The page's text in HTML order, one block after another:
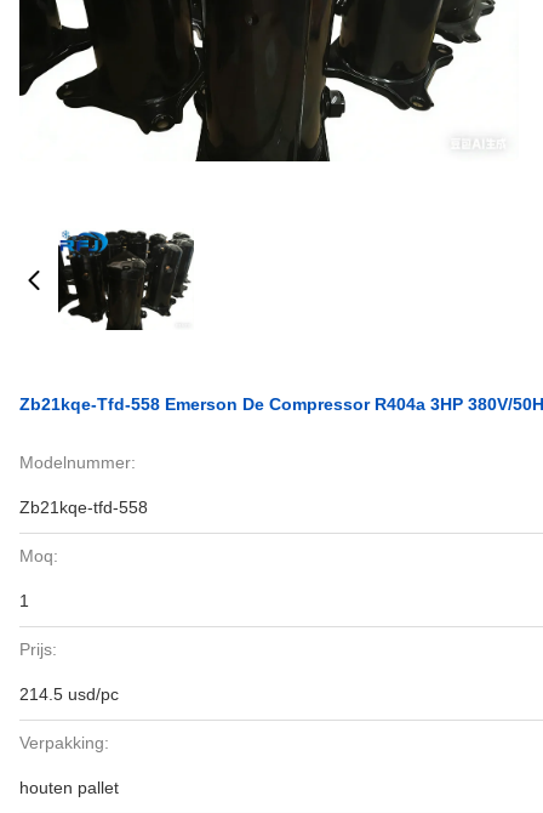
Zb21kqe-Tfd-558 Emerson De Compressor R404a 3HP 380V/
Modelnummer:
Zb21kqe-tfd-558
Moq:
1
Prijs:
214.5 usd/pc
Verpakking:
houten pallet